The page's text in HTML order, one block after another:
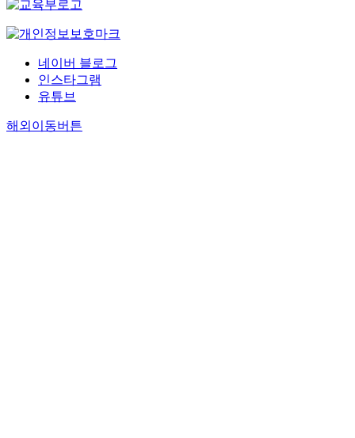
네이버 블로그
인스타그램
유튜브
해외이동버튼